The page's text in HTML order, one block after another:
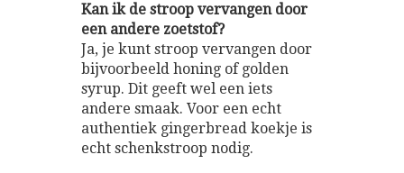
Kan ik de stroop vervangen door
een andere zoetstof?
Ja, je kunt stroop vervangen door
bijvoorbeeld honing of golden
syrup. Dit geeft wel een iets
andere smaak. Voor een echt
authentiek gingerbread koekje is
echt schenkstroop nodig.